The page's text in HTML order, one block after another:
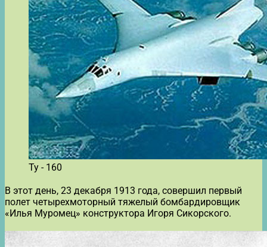
Ту - 160
В этот день, 23 декабря 1913 года, совершил первый
полет четырехмоторный тяжелый бомбардировщик
«Илья Муромец» конструктора Игоря Сикорского.